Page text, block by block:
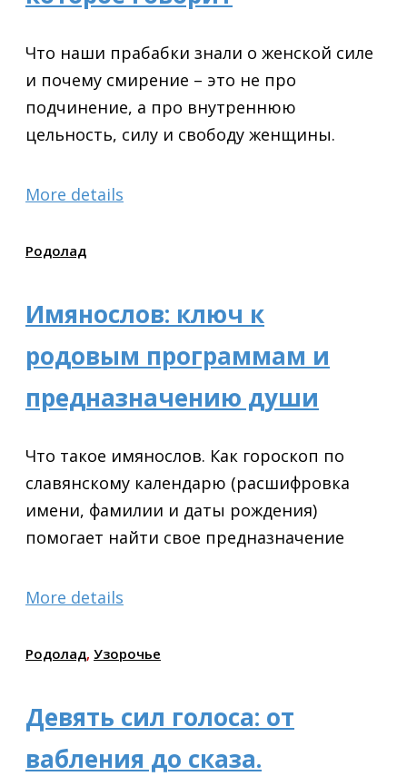
Что наши прабабки знали о женской силе
и почему смирение – это не про
подчинение, а про внутреннюю
цельность, силу и свободу женщины.
More details
Родолад
Имянослов: ключ к
родовым программам и
предназначению души
Что такое имянослов. Как гороскоп по
славянскому календарю (расшифровка
имени, фамилии и даты рождения)
помогает найти свое предназначение
More details
Родолад, Узорочье
Девять сил голоса: от
вабления до сказа.